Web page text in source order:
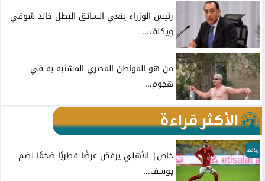
رئيس الوزراء ينعي السائق البطل خالد شوقي
ويكلف...
من هو المواطن المصري المشتبه به في
هجوم...
الأكثر قراءة
رياضة
خاص| الأهلي يرفض عرضًا قطريًا ضخمًا لضم
يوسف...